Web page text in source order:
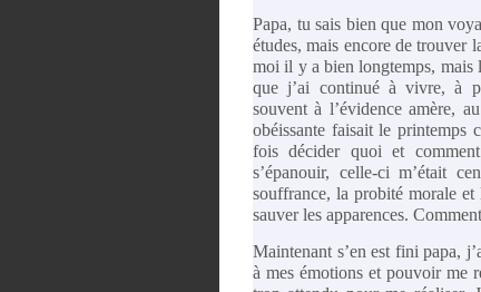
Papa, tu sais bien que mon
études, mais encore de trouver
moi il y a bien longtemps, mais
que j’ai continué à vivre, à
souvent à l’évidence amère,
obéissante faisait le printemps
fois décider quoi et
s’épanouir, celle-ci m’était
souffrance, la probité morale et
sauver les apparences.
Maintenant s’en est fini papa,
à mes émotions et pouvoir me